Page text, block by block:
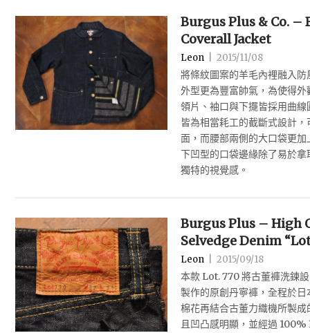
Burgus Plus & Co.
Coverall Jacket
Leon 2015/11/08
將條紋圖案的羊毛內裡融入
外型更為豐富帥氣，為使得
領片、袖口與下擺皆採用曲
皆為相當耗工的截斷式設計
面，而腰部兩側的大口袋更
下凹型的口袋邊緣除了易於
獨特的視覺感。
Burgus Plus – High
Selvedge Denim
Leon 2015/09/18
本款 Lot. 770 將古董褲洗鍊
製作的原創丹寧褲，全程於
棉花再結合古董力織機所製
且凹凸感明顯，並經過